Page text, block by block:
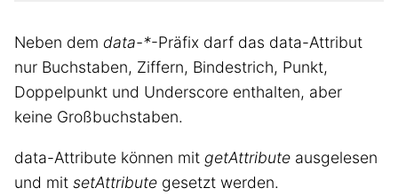
Neben dem data-*-Präfix darf das data-Attribut
nur Buchstaben, Ziffern, Bindestrich, Punkt,
Doppelpunkt und Underscore enthalten, aber
keine Großbuchstaben.
data-Attribute können mit getAttribute ausgelesen
und mit setAttribute gesetzt werden.